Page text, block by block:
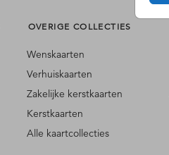
OVERIGE COLLECTIES
Wenskaarten
Verhuiskaarten
Zakelijke kerstkaarten
Kerstkaarten
Alle kaartcollecties